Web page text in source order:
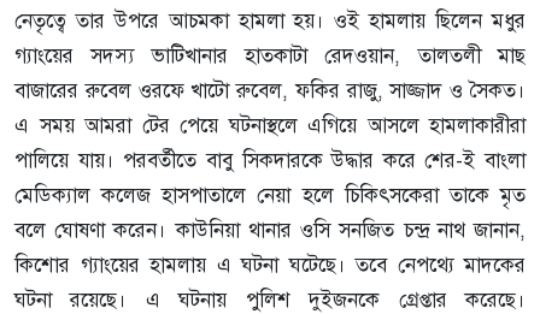
নেতৃত্বে তার উপরে আচমকা হামলা হয়। ওই হামলায় ছিলেন মধুর
গ্যাংয়ের সদস্য ভাটিখানার হাতকাটা রেদওয়ান, তালতলী মাছ
বাজারের রুবেল ওরফে খাটো রুবেল, ফকির রাজু, সাজ্জাদ ও সৈকত।
এ সময় আমরা টের পেয়ে ঘটনাস্থলে এগিয়ে আসলে হামলাকারীরা
পালিয়ে যায়। পরবর্তীতে বাবু সিকদারকে উদ্ধার করে শের-ই বাংলা
মেডিক্যাল কলেজ হাসপাতালে নেয়া হলে চিকিৎসকেরা তাকে মৃত
বলে ঘোষণা করেন। কাউনিয়া থানার ওসি সনজিত চন্দ্র নাথ জানান,
কিশোর গ্যাংয়ের হামলায় এ ঘটনা ঘটেছে। তবে নেপথ্যে মাদকের
ঘটনা রয়েছে। এ ঘটনায় পুলিশ দুইজনকে গ্রেপ্তার করেছে।